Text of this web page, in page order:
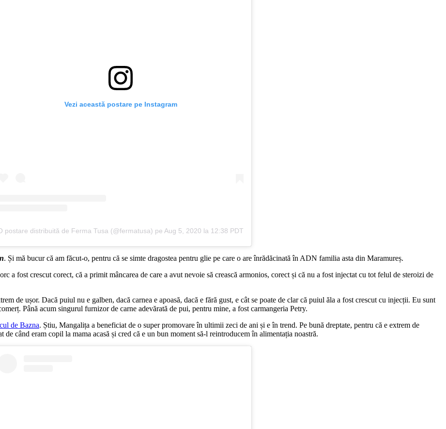
Vezi această postare pe Instagram
postare distribuită de Ferma Tusa (@fermatusa) pe Aug 5, 2020 la 12:38 PDT
. Și mă bucur că am făcut-o, pentru că se simte dragostea pentru glie pe care o are înrădăcinată în ADN familia asta din Maramureș.
a fost crescut corect, că a primit mâncarea de care a avut nevoie să crească armonios, corect și că nu a fost injectat cu tot felul de steroizi de
de ușor. Dacă puiul nu e galben, dacă carnea e apoasă, dacă e fără gust, e cât se poate de clar că puiul ăla a fost crescut cu injecții. Eu sunt
Până acum singurul furnizor de carne adevărată de pui, pentru mine, a fost carmangeria Petry.
de Bazna. Știu, Mangalița a beneficiat de o super promovare în ultimii zeci de ani și e în trend. Pe bună dreptate, pentru că e extrem de
când eram copil la mama acasă și cred că e un bun moment să-l reintroducem în alimentația noastră.